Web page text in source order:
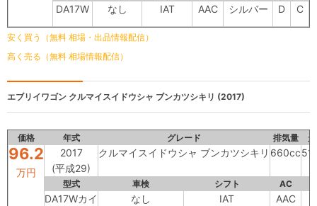
DA17W なし IAT AAC シルバー D C
安く買う（無料 相場・出品情報配信）
高く売る（無料 相場情報配信）
エブリイワゴン クルマイスイドウシャ ブンカツシキリ (2017)
価格 年式 グレード 排気量
96.2
万円
2017
(平成29)
クルマイスイドウシャ ブンカツシキリ 660cc
型式 車検 シフト AC
DA17Wカイ なし IAT AAC